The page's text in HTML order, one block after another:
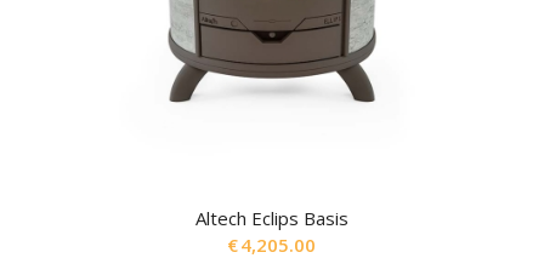
Altech Eclips Basis
€4,205.00